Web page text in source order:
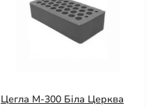
Цегла М-300 Біла Церква